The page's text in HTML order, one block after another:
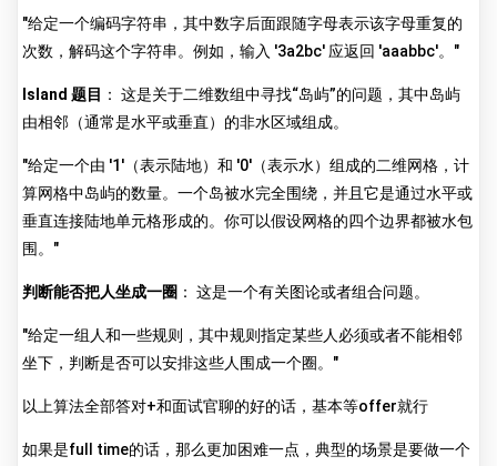
"给定一个编码字符串，其中数字后面跟随字母表示该字母重复的
次数，解码这个字符串。例如，输入 '3a2bc' 应返回 'aaabbc'。"
Island 题目 ： 这是关于二维数组中寻找“岛屿”的问题，其中岛屿
由相邻（通常是水平或垂直）的非水区域组成。
"给定一个由 '1'（表示陆地）和 '0'（表示水）组成的二维网格，计
算网格中岛屿的数量。一个岛被水完全围绕，并且它是通过水平或
垂直连接陆地单元格形成的。你可以假设网格的四个边界都被水包
围。"
判断能否把人坐成一圈 ： 这是一个有关图论或者组合问题。
"给定一组人和一些规则，其中规则指定某些人必须或者不能相邻
坐下，判断是否可以安排这些人围成一个圈。"
以上算法全部答对+和面试官聊的好的话，基本等offer就行
如果是full time的话，那么更加困难一点，典型的场景是要做一个